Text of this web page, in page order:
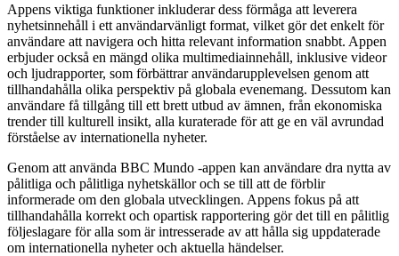
Appens viktiga funktioner inkluderar dess förmåga att leverera
nyhetsinnehåll i ett användarvänligt format, vilket gör det enkelt för
användare att navigera och hitta relevant information snabbt. Appen
erbjuder också en mängd olika multimediainnehåll, inklusive videor
och ljudrapporter, som förbättrar användarupplevelsen genom att
tillhandahålla olika perspektiv på globala evenemang. Dessutom kan
användare få tillgång till ett brett utbud av ämnen, från ekonomiska
trender till kulturell insikt, alla kuraterade för att ge en väl avrundad
förståelse av internationella nyheter.
Genom att använda BBC Mundo -appen kan användare dra nytta av
pålitliga och pålitliga nyhetskällor och se till att de förblir
informerade om den globala utvecklingen. Appens fokus på att
tillhandahålla korrekt och opartisk rapportering gör det till en pålitlig
följeslagare för alla som är intresserade av att hålla sig uppdaterade
om internationella nyheter och aktuella händelser.